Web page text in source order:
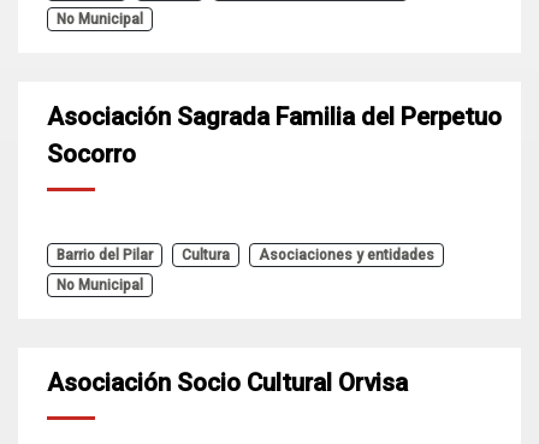
No Municipal
Asociación Sagrada Familia del Perpetuo
Socorro
Barrio del Pilar Cultura
Asociaciones y entidades
No Municipal
Asociación Socio Cultural Orvisa